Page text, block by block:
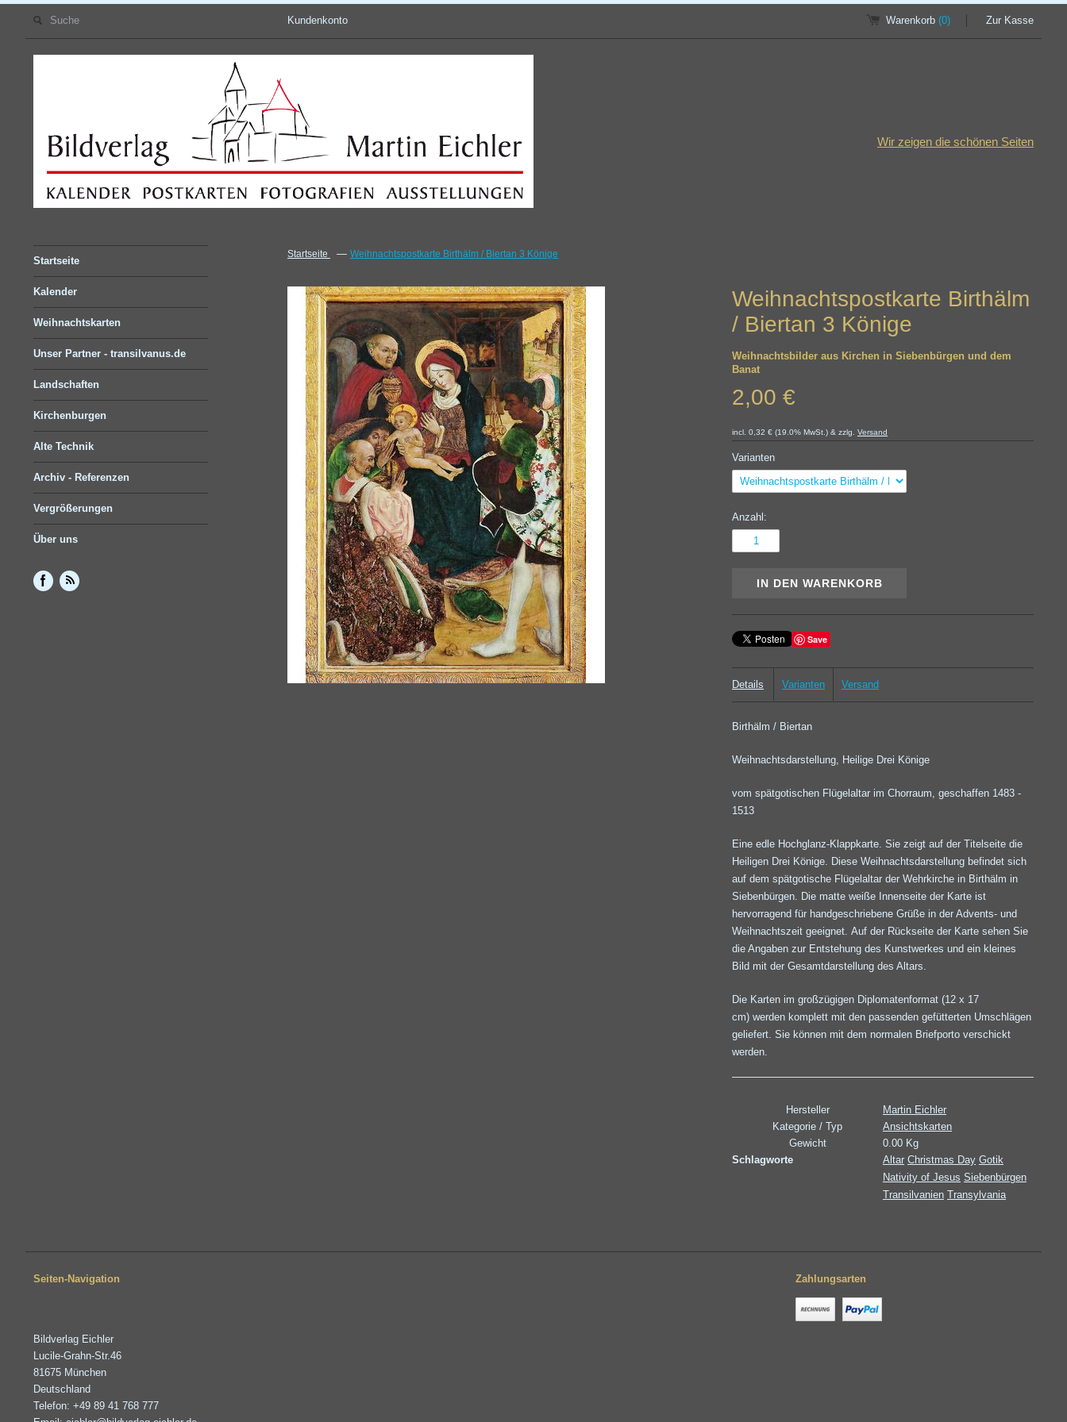
Kundenkonto Warenkorb (0) Zur Kasse
Wir zeigen die schönen Seiten
Startseite
Kalender
Weihnachtskarten
Unser Partner - transilvanus.de
Landschaften
Kirchenburgen
Alte Technik
Archiv - Referenzen
Vergrößerungen
Über uns
Startseite — Weihnachtspostkarte Birthälm / Biertan 3 Könige
Weihnachtspostkarte Birthälm
/ Biertan 3 Könige
Weihnachtsbilder aus Kirchen in Siebenbürgen und dem
Banat
2,00 €
incl. 0,32 € (19.0% MwSt.) & zzlg. Versand
Varianten
Anzahl:
Save
Details Varianten Versand
Birthälm / Biertan
Weihnachtsdarstellung, Heilige Drei Könige
vom spätgotischen Flügelaltar im Chorraum, geschaffen 1483 -
1513
Eine edle Hochglanz-Klappkarte. Sie zeigt auf der Titelseite die
Heiligen Drei Könige. Diese Weihnachtsdarstellung befindet sich
auf dem spätgotische Flügelaltar der Wehrkirche in Birthälm in
Siebenbürgen. Die matte weiße Innenseite der Karte ist
hervorragend für handgeschriebene Grüße in der Advents- und
Weihnachtszeit geeignet. Auf der Rückseite der Karte sehen Sie
die Angaben zur Entstehung des Kunstwerkes und ein kleines
Bild mit der Gesamtdarstellung des Altars.
Die Karten im großzügigen Diplomatenformat (12 x 17
cm) werden komplett mit den passenden gefütterten Umschlägen
geliefert. Sie können mit dem normalen Briefporto verschickt
werden.
Hersteller
Martin Eichler
Kategorie / Typ
Ansichtskarten
Gewicht
0.00 Kg
Schlagworte
Altar Christmas Day Gotik
Nativity of Jesus Siebenbürgen
Transilvanien Transylvania
Seiten-Navigation
Bildverlag Eichler
Lucile-Grahn-Str.46
81675 München
Deutschland
Telefon: +49 89 41 768 777
Zahlungsarten